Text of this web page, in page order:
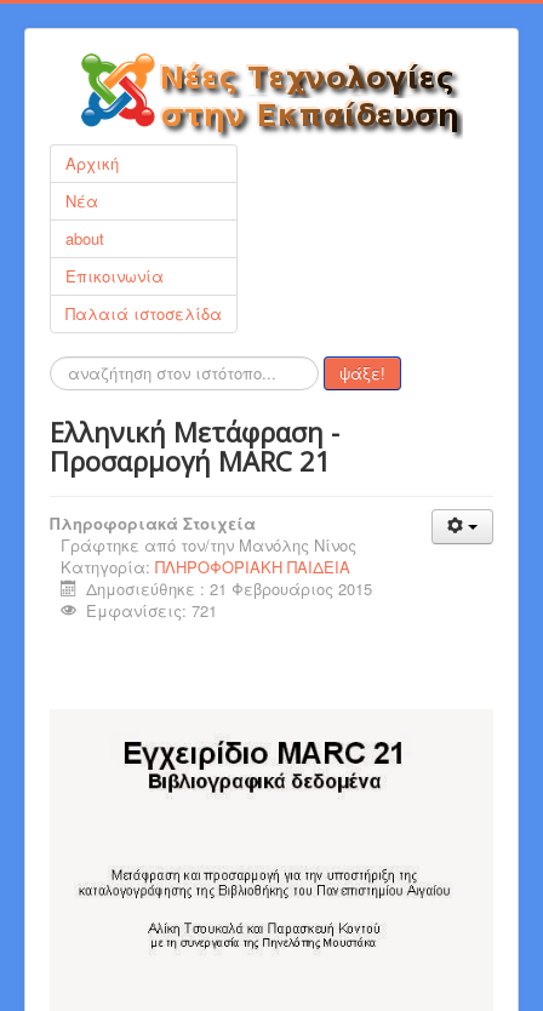
Αρχική
Νέα
about
Επικοινωνία
Παλαιά ιστοσελίδα
Αναζήτηση... ψάξε!
Ελληνική Μετάφραση -
Προσαρμογή MARC 21
Πληροφοριακά Στοιχεία
Γράφτηκε από τον/την Μανόλης Νίνος
Κατηγορία: ΠΛΗΡΟΦΟΡΙΑΚΗ ΠΑΙΔΕΙΑ
Δημοσιεύθηκε : 21 Φεβρουάριος 2015
Εμφανίσεις: 721